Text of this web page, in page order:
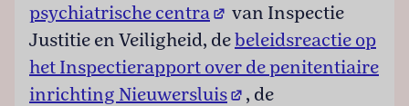
psychiatrische centra (opent in een nieuw
van Inspectie
Justitie en Veiligheid, de beleidsreactie op
het Inspectierapport over de penitentiaire
inrichting Nieuwersluis(opent in een nieuw
, de